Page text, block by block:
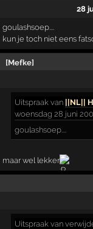
28
goulashsoep....
kun je toch niet eens
[Mefke]
Uitspraak van ||NL||
woensdag 28 juni
goulashsoep....
maar wel lekker
Uitspraak van